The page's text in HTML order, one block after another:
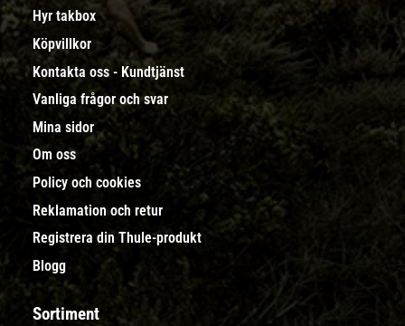
Hyr takbox
Köpvillkor
Kontakta oss - Kundtjänst
Vanliga frågor och svar
Mina sidor
Om oss
Policy och cookies
Reklamation och retur
Registrera din Thule-produkt
Blogg
Sortiment